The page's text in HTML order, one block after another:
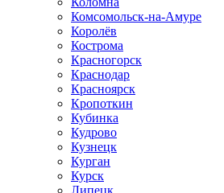
Комсомольск-на-Амуре
Королёв
Кострома
Красногорск
Краснодар
Красноярск
Кропоткин
Кубинка
Кудрово
Кузнецк
Курган
Курск
Липецк